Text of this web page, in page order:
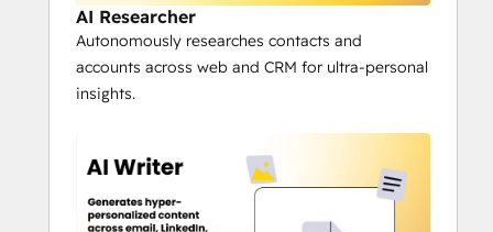
volume personalization without
losing quality or context.
Human + AI Blend – Agents handle
The Features:
AI Studio:
Design, test, and deploy
AI Researcher
Autonomously researches contacts and
accounts across web and CRM for ultra-personal
insights.